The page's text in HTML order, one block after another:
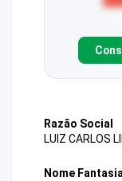
Razão Social
LUIZ CARLOS
Nome